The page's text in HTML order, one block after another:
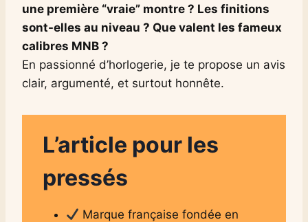
une première “vraie” montre ? Les finitions
sont-elles au niveau ? Que valent les fameux
calibres MNB ?
En passionné d’horlogerie, je te propose un avis
clair, argumenté, et surtout honnête.
L’article pour les
pressés
Marque française fondée en